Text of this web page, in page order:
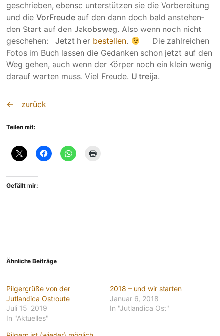
geschrie­ben, ebenso unter­stützen sie die Vorbe­rei­tung
und dieVorFreude auf den dann doch bald ansteh­en­
den Start auf denJakobs­weg. Also wenn noch nicht
geschehen:Jetzt hier bestellen.
Die zahl­rei­chen
Fotos im Buch lassen die Gedan­ken schon jetzt auf den
Weg gehen, auch wenn der Körper noch ein klein wenig
darauf warten muss. Viel Freude. Ultreija.
← zurück
Teilen mit:
Gefällt mir:
Ähnliche Beiträge
Pilgergrüße von der
Jutlandica Ostroute
Juli 15, 2019
In "Aktuelles"
2018 – und wir starten
Januar 6, 2018
In "Jutlandica Ost"